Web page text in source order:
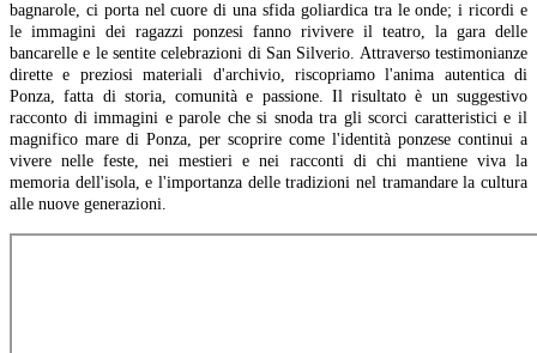
bagnarole, ci porta nel cuore di una sfida goliardica tra le onde; i ricordi e
le immagini dei ragazzi ponzesi fanno rivivere il teatro, la gara delle
bancarelle e le sentite celebrazioni di San Silverio. Attraverso testimonianze
dirette e preziosi materiali d'archivio, riscopriamo l'anima autentica di
Ponza, fatta di storia, comunità e passione. Il risultato è un suggestivo
racconto di immagini e parole che si snoda tra gli scorci caratteristici e il
magnifico mare di Ponza, per scoprire come l'identità ponzese continui a
vivere nelle feste, nei mestieri e nei racconti di chi mantiene viva la
memoria dell'isola, e l'importanza delle tradizioni nel tramandare la cultura
alle nuove generazioni.